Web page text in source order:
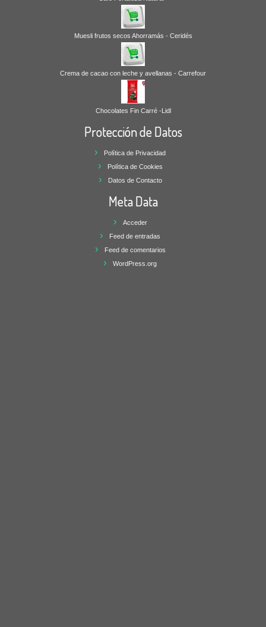
Muesli frutos secos Ahorramás - Ceridés
Crema de cacao con leche y avellanas - Carrefour
Chocolates Fin Carré -Lidl
Protección de Datos
Política de Privacidad
Política de Cookies
Datos de Contacto
Meta Data
Acceder
Feed de entradas
Feed de comentarios
WordPress.org